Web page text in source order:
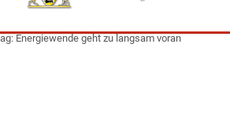
Energiewende geht zu langsam voran